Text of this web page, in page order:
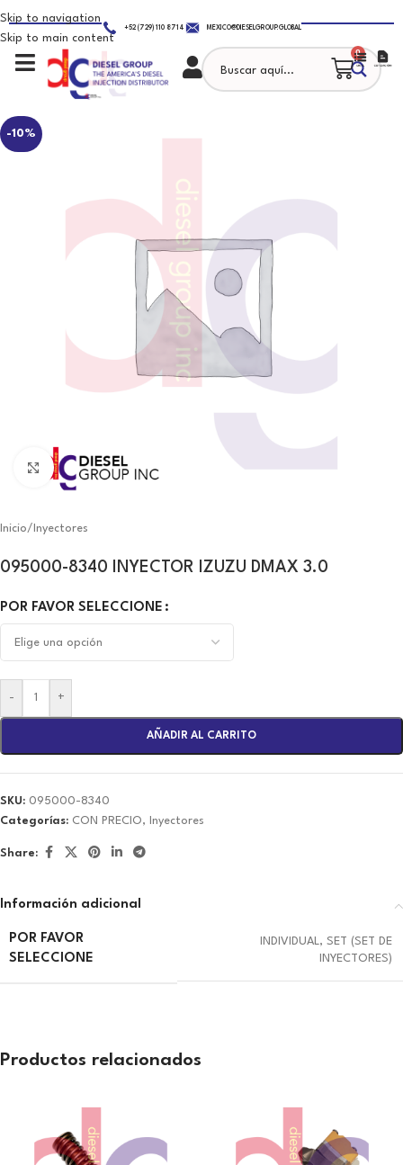
Skip to navigation
Skip to main content
+52 (729) 110 8714 MEXICO@DIESELGROUP.GLOBAL
0
Click to enlarge
Inicio/ Inyectores
095000-8340 INYECTOR IZUZU DMAX 3.0
POR FAVOR SELECCIONE
- +
AÑADIR AL CARRITO
SKU: 095000-8340
Categorías: CON PRECIO, Inyectores
Share:
Información adicional
POR FAVOR
SELECCIONE
INDIVIDUAL, SET (SET DE
INYECTORES)
Productos relacionados